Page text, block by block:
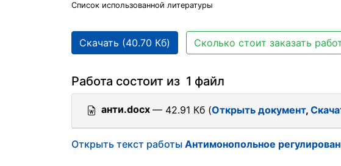
Список использованной литературы
Скачать (40.70 Кб) Сколько стоит заказать
Работа состоит из 1 файл
анти.docx — 42.91 Кб (Открыть документ,
Открыть текст работы Антимонопольное